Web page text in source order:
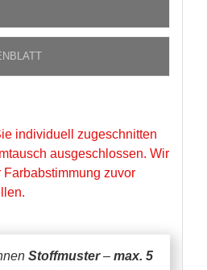
individuell zugeschnitten
ausgeschlossen. Wir
zuvor
Stoffmuster– max. 5